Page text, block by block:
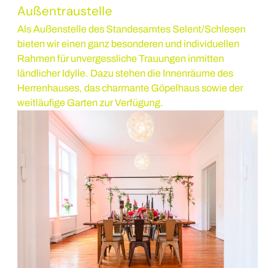
Außentraustelle
Als Außenstelle des Standesamtes Selent/Schlesen
bieten wir einen ganz besonderen und individuellen
Rahmen für unvergessliche Trauungen inmitten
ländlicher Idylle. Dazu stehen die Innenräume des
Herrenhauses, das charmante Göpelhaus sowie der
weitläufige Garten zur Verfügung.